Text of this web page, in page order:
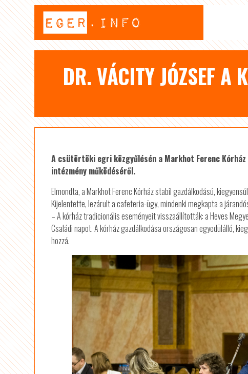
DR. VÁCITY JÓZSEF A
A csütörtöki egri közgyűlésén a Markhot Ferenc
intézmény működéséről.
Elmondta, a Markhot Ferenc Kórház stabil gazdálkodású,
Kijelentette, lezárult a cafeteria-ügy, mindenki megkapta a
– A kórház tradicionális eseményeit visszaállították: a Heves
Családi napot. A kórház gazdálkodása országosan egyedülálló,
hozzá.